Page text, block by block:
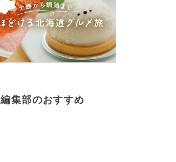
編集部のおすすめ